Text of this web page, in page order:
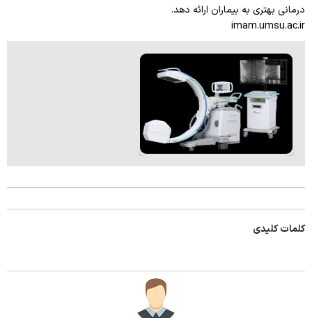
درمانی بهتری به بیماران ارائه دهد.
imam.umsu.ac.ir
کلمات کلیدی